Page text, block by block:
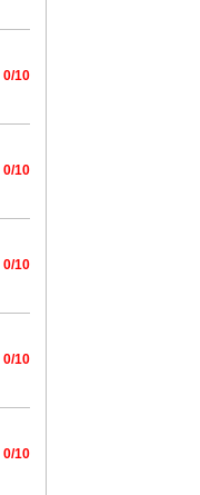
0/10
0/10
0/10
0/10
0/10